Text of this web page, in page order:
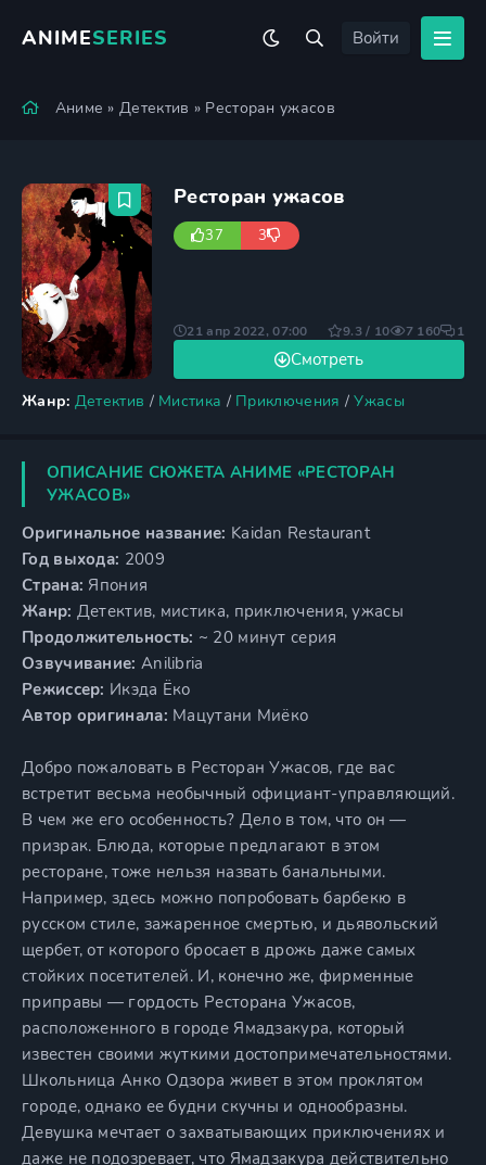
ANIMESERIES Войти
Аниме »Детектив » Ресторан ужасов
Ресторан ужасов
37 3
Жанр: Детектив / Мистика / Приключения /Ужасы
Смотреть
21 апр 2022, 07:00 9.3 / 10 7 160 1
ОПИСАНИЕ СЮЖЕТА АНИМЕ «РЕСТОРАН
УЖАСОВ»
Оригинальное название: Kaidan Restaurant
Год выхода: 2009
Страна: Япония
Жанр: Детектив, мистика, приключения, ужасы
Продолжительность: ~ 20 минут серия
Озвучивание: Anilibria
Режиссер: Икэда Ёко
Автор оригинала: Мацутани Миёко
Добро пожаловать в Ресторан Ужасов, где вас
встретит весьма необычный официант-управляющий.
В чем же его особенность? Дело в том, что он —
призрак. Блюда, которые предлагают в этом
ресторане, тоже нельзя назвать банальными.
Например, здесь можно попробовать барбекю в
русском стиле, зажаренное смертью, и дьявольский
щербет, от которого бросает в дрожь даже самых
стойких посетителей. И, конечно же, фирменные
приправы — гордость Ресторана Ужасов,
расположенного в городе Ямадзакура, который
известен своими жуткими достопримечательностями.
Школьница Анко Одзора живет в этом проклятом
городе, однако ее будни скучны и однообразны.
Девушка мечтает о захватывающих приключениях и
даже не подозревает, что Ямадзакура действительно